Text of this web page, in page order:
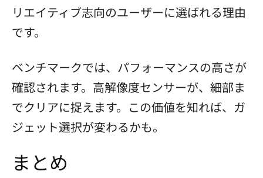
リエイティブ志向のユーザーに選ばれる理由
です。
ベンチマークでは、パフォーマンスの高さが
確認されます。高解像度センサーが、細部ま
でクリアに捉えます。この価値を知れば、ガ
ジェット選択が変わるかも。
まとめ